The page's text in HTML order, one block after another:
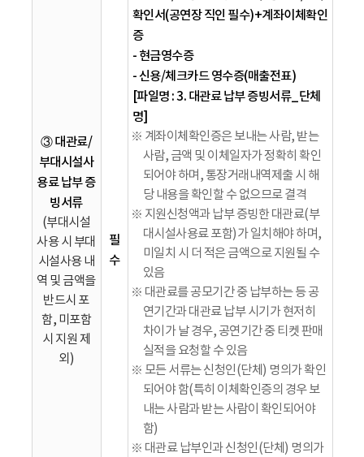
③ 대관료/
부대시설사
용료 납부 증
빙서류
(부대시설
사용 시 부대
시설사용 내
역 및 금액을
반드시 포
함, 미포함
시 지원 제
외)
필
수
확인서(공연장 직인 필수)+계좌이체확인
증
- 현금영수증
- 신용/체크카드 영수증(매출전표)
[파일명 : 3. 대관료 납부 증빙서류_단체
명]
※ 계좌이체확인증은 보내는 사람, 받는
사람, 금액 및 이체일자가 정확히 확인
되어야 하며, 통장거래내역제출 시 해
당 내용을 확인할 수 없으므로 결격
※ 지원신청액과 납부 증빙한 대관료(부
대시설사용료 포함)가 일치해야 하며,
미일치 시 더 적은 금액으로 지원될 수
있음
※ 대관료를 공모기간 중 납부하는 등 공
연기간과 대관료 납부 시기가 현저히
차이가 날 경우, 공연기간 중 티켓 판매
실적을 요청할 수 있음
※ 모든 서류는 신청인(단체) 명의가 확인
되어야 함(특히 이체확인증의 경우 보
내는 사람과 받는 사람이 확인되어야
함)
※ 대관료 납부인과 신청인(단체) 명의가